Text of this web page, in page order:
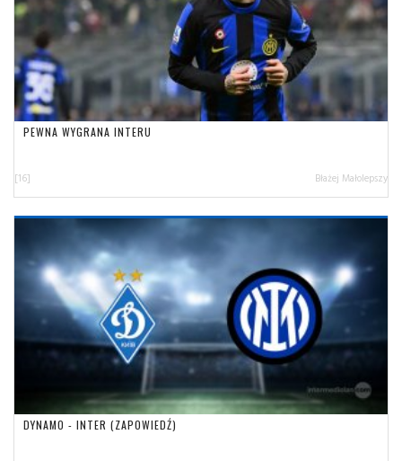
PEWNA WYGRANA INTERU
[16] Błażej Małolepszy
DYNAMO - INTER (ZAPOWIEDŹ)